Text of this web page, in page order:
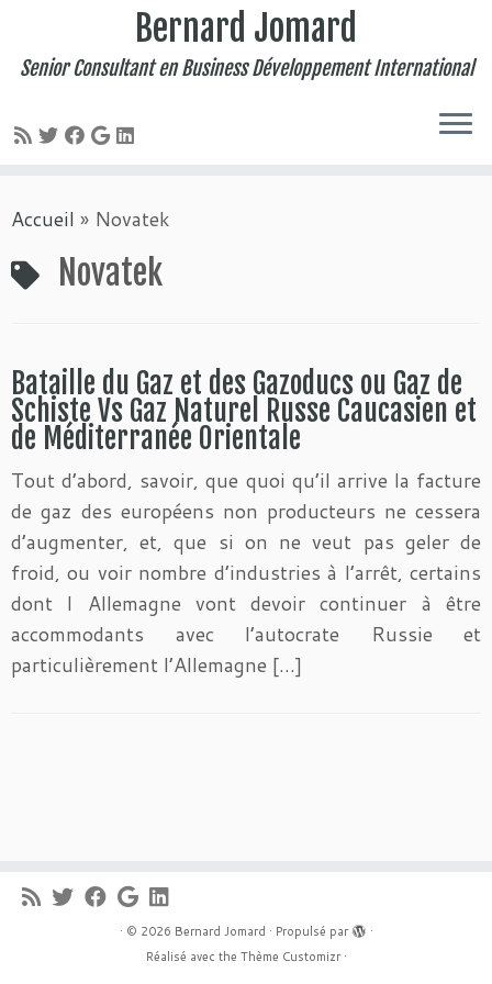
au
contenu
Bernard Jomard
Senior Consultant en Business Développement International
Accueil » Novatek
Novatek
Bataille du Gaz et des Gazoducs ou Gaz de
Schiste Vs Gaz Naturel Russe Caucasien et
de Méditerranée Orientale
Tout d’abord, savoir, que quoi qu’il arrive la facture
de gaz des européens non producteurs ne cessera
d’augmenter, et, que si on ne veut pas geler de
froid, ou voir nombre d’industries à l’arrêt, certains
dont l Allemagne vont devoir continuer à être
accommodants avec l’autocrate Russie et
particulièrement l’Allemagne […]
· © 2026 Bernard Jomard · Propulsé par
·
Réalisé avec the Thème Customizr·